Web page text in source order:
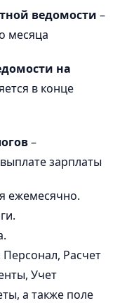
ведомости –
месяца
на
в конце
–
зарплаты
ежемесячно.
Расчет
Учет
а также поле